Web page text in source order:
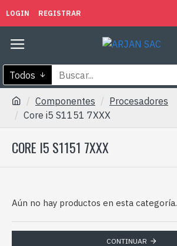
LOGIN REGISTRAR
Todos
Componentes
Procesadores
Core i5 S1151 7XXX
CORE I5 S1151 7XXX
Aún no hay productos en esta categoría.
CONTINUAR